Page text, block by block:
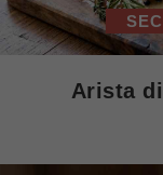
Arista